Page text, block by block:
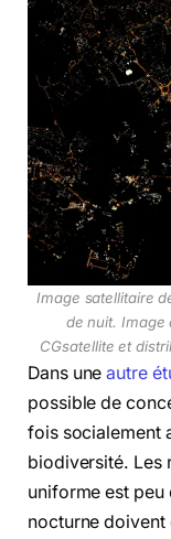
Image satellitaire
de nuit. Image
CGsatellite et
Dans uneautre
possible de
fois socialement
biodiversité. Les
uniforme est peu
nocturne doivent